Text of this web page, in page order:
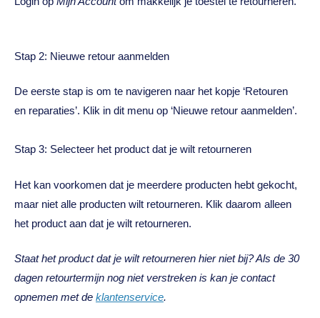
Stap 2: Nieuwe retour aanmelden
De eerste stap is om te navigeren naar het kopje ‘Retouren
en reparaties’. Klik in dit menu op ‘Nieuwe retour aanmelden’.
Stap 3: Selecteer het product dat je wilt retourneren
Het kan voorkomen dat je meerdere producten hebt gekocht,
maar niet alle producten wilt retourneren. Klik daarom alleen
het product aan dat je wilt retourneren.
Staat het product dat je wilt retourneren hier niet bij? Als de 30
dagen retourtermijn nog niet verstreken is kan je contact
opnemen met de klantenservice.